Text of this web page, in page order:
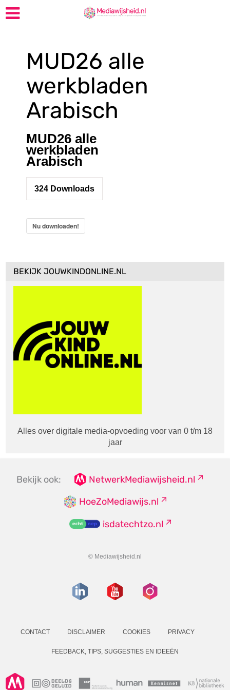
MUD26 alle
werkbladen
Arabisch
MUD26 alle
werkbladen
Arabisch
324 Downloads
Nu downloaden!
BEKIJK JOUWKINDONLINE.NL
Alles over digitale media-opvoeding voor van 0 t/m 18
jaar
Bekijk ook:
NetwerkMediawijsheid.nl
HoeZoMediawijs.nl
isdatechtzo.nl
© Mediawijsheid.nl
CONTACT DISCLAIMER COOKIES PRIVACY
FEEDBACK, TIPS, SUGGESTIES EN IDEEËN